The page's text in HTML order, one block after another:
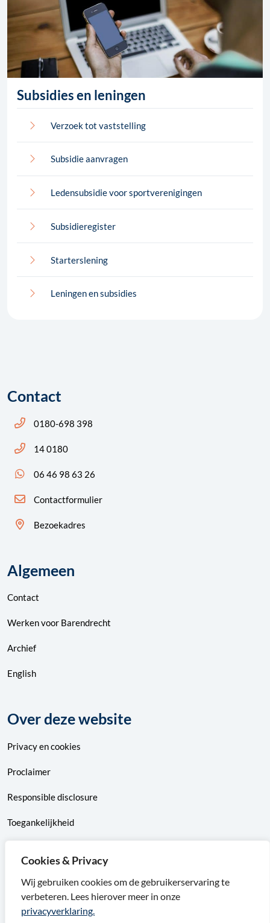
Cookies & Privacy
Wij gebruiken cookies om de gebruikerservaring te
verbeteren. Lees hierover meer in onze
privacyverklaring.
Subsidies en leningen
Verzoek tot vaststelling
Subsidie aanvragen
Ledensubsidie voor sportverenigingen
Subsidieregister
Starterslening
Leningen en subsidies
Contact
Bel ons: 14 0180
0180-698 398
Bel ons: 14 0180
14 0180
App ons: 06 46 98 63 26 (WhatsApp)
06 46 98 63 26
Contactformulier
Bezoekadres
Algemeen
Contact
Werken voor Barendrecht
Archief
English
Over deze website
Privacyencookies
Proclaimer
Responsible disclosure
Toegankelijkheid
F
X